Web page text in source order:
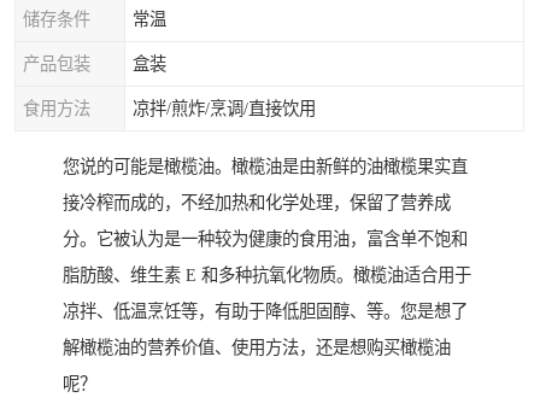
储存条件 常温
产品包装 盒装
食用方法 凉拌/煎炸/烹调/直接饮用
您说的可能是橄榄油。橄榄油是由新鲜的油橄榄果实直
接冷榨而成的，不经加热和化学处理，保留了营养成
分。它被认为是一种较为健康的食用油，富含单不饱和
脂肪酸、维生素 E 和多种抗氧化物质。橄榄油适合用于
凉拌、低温烹饪等，有助于降低胆固醇、等。您是想了
解橄榄油的营养价值、使用方法，还是想购买橄榄油
呢？